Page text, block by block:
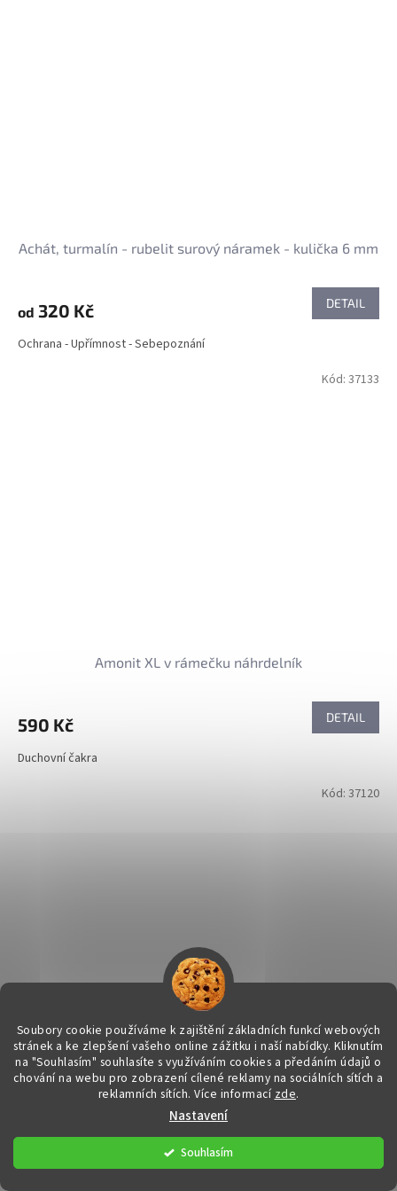
Soubory cookie používáme k zajištění základních funkcí webových
stránek a ke zlepšení vašeho online zážitku i naší nabídky. Kliknutím
na "Souhlasím" souhlasíte s využíváním cookies a předáním údajů o
chování na webu pro zobrazení cílené reklamy na sociálních sítích a
reklamních sítích. Více informací zde.
Nastavení
Souhlasím
Achát, turmalín - rubelit surový náramek - kulička 6 mm
od 320 Kč DETAIL
Ochrana - Upřímnost - Sebepoznání
Amonit XL v rámečku náhrdelník
590 Kč DETAIL
Duchovní čakra
Kód: 37133
Avanturín modrý náhrdelník - kulička 8 mm - 45 cm
790 Kč
Radost - Klid - Štěstí
Kód: 37120